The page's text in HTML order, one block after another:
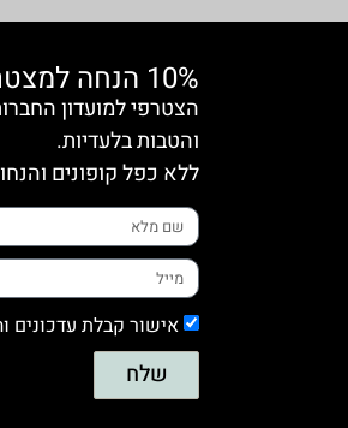
10% הנחה למצטרפות חדשות
והטבות בלעדיות.
ללא כפל קופונים
אישור קבלת עדכונים
שלח